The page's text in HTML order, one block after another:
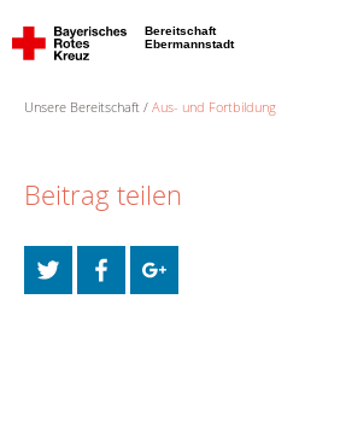
Bereitschaft
Ebermannstadt
Unsere Bereitschaft Aus- und Fortbildung
Beitrag teilen